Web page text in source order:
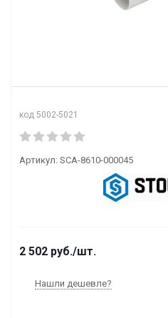
код 5002-5021
Артикул: SCA-8610-000045
2 502 руб./шт.
Нашли дешевле?